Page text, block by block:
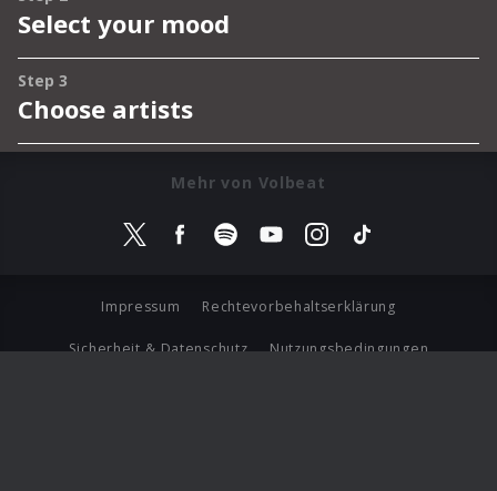
Mehr von Volbeat
Impressum Rechtevorbehaltserklärung
Sicherheit & Datenschutz Nutzungsbedingungen